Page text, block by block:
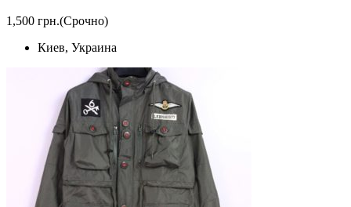
1,500 грн.(Срочно)
Киев, Украина